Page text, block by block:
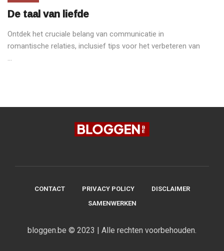
De taal van liefde
Ontdek het cruciale belang van communicatie in
romantische relaties, inclusief tips voor het verbeteren van
...
CONTACT PRIVACY POLICY
DISCLAIMER
SAMENWERKEN
bloggen.be © 2023 | Alle rechten voorbehouden.